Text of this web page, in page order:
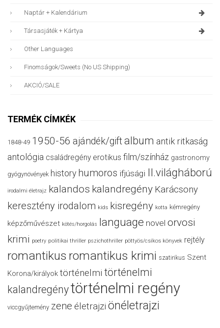
Naptár + Kalendárium
Társasjáték + Kártya
Other Languages
Finomságok/sweets (no US Shipping)
AKCIÓ/SALE
TERMÉK CÍMKÉK
1848-49 1950-56 ajándék/giftalbum antik ritkaság
antológia családregény erotikus film/színház gastronomy
gyógynövények history humoros ifjúsági II.világháború
irodalmi életrajz kalandos kalandregény Karácsony
keresztény irodalom kids kisregény kotta kémregény
képzőművészet kötés/horgolás language novel orvosi
krimi poetry politikai thriller pszichothriller pöttyös/csíkos könyvek rejtély
romantikus romantikus krimi szatirikus Szent
Korona/királyok történelmi történelmi
kalandregénytörténelmi regény
viccgyűjtemény zene életrajzi önéletrajzi